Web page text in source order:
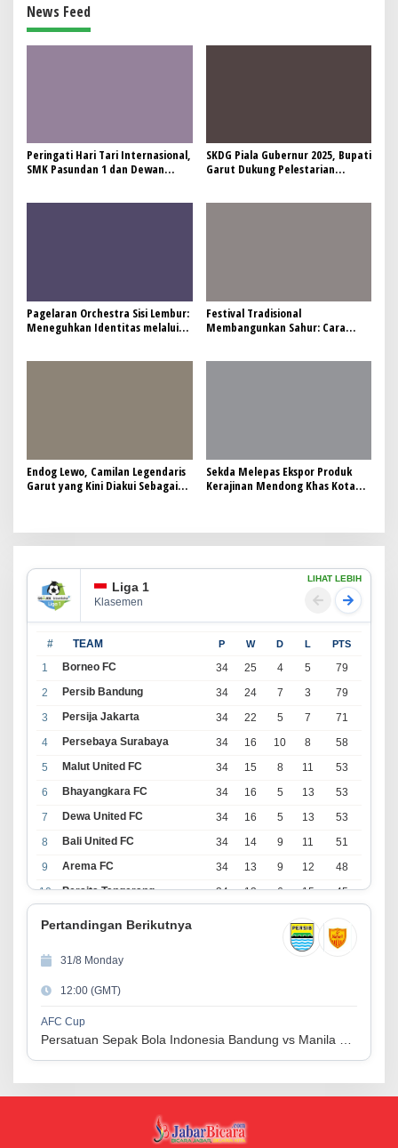
News Feed
Peringati Hari Tari Internasional,
SMK Pasundan 1 dan Dewan
SKDG Piala Gubernur 2025, Bupati
Garut Dukung Pelestarian
Pagelaran Orchestra Sisi Lembur:
Meneguhkan Identitas melalui
Festival Tradisional
Membangunkan Sahur: Cara
Endog Lewo, Camilan Legendaris
Garut yang Kini Diakui Sebagai
Sekda Melepas Ekspor Produk
Kerajinan Mendong Khas Kota
Liga 1
Klasemen
LIHAT LEBIH
# TEAM P W D L PTS
1 Borneo FC 34 25 4 5
79
2
Persib Bandung 34 24 7 3
79
3
Persija Jakarta 34 22 5 7
71
4
Persebaya Surabaya 34 16 10 8
58
5
Malut United FC 34 15 8 11
53
6
Bhayangkara FC 34 16 5 13
53
7
Dewa United FC 34 16 5 13
53
8
Bali United FC 34 14 9 11
51
9
Arema FC 34 13 9 12
48
10
Persita Tangerang 34 13 6 15
45
17
39
13
Persijap Jepara
14
Madura United FC
15
PSM Makassar
16
Persis Solo 34 8 10 16
34
Semen Padang FC
Pertandingan Berikutnya
31/8 Monday
12:00 (GMT)
AFC Cup